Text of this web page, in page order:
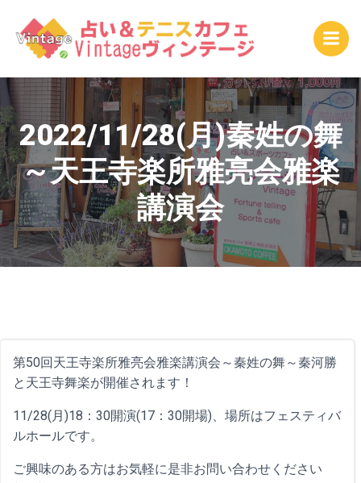
ン
テ
ツ
へ
ス
キ
ッ
プ
2022/11/28(月)秦姓の舞
～天王寺楽所雅亮会雅楽
講演会
第50回天王寺楽所雅亮会雅楽講演会～秦姓の舞～秦河勝
と天王寺舞楽が開催されます！
11/28(月)18：30開演(17：30開場)、場所はフェスティバ
ルホールです。
ご興味のある方はお気軽に是非お問い合わせください